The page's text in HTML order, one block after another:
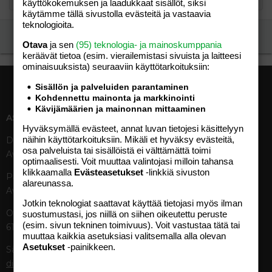
ASIAKASPALVELU
Digipalvelut (09) 156 6227
Avoinna ma–pe 8–19
Painettu lehti (09) 156 665
Avoinna ma–pe 8–19
Otavamedian vaihde (09) 156
61
Sähköposti (digi)
digi@otavamedia.fi
Tekniset tiedot, aikataulut ja
ilmoitushinnat
Tietoa verkon kävijöistä
Käyttöehdot
TUOTTEET
käyttökokemuksen ja laadukkaat sisällöt, siksi
käytämme tällä sivustolla evästeitä ja vastaavia
teknologioita.
Otavaja sen (95) teknologia- ja mainoskumppania
keräävät tietoa (esim. vierailemis­tasi sivuista ja laitteesi
ominaisuuk­sista) seuraaviin käyttötarkoituksiin:
Sisällön ja palveluiden parantaminen
Kohdennettu mainonta ja markkinointi
Kävijämäärien ja mainonnan mittaaminen
Hyväksymällä evästeet, annat luvan tietojesi käsittelyyn
näihin käyttötarkoituksiin. Mikäli et hyväksy evästeitä,
osa palveluista tai sisällöistä ei välttämättä toimi
optimaalisesti. Voit muuttaa valintojasi milloin tahansa
klikkaamalla Evästeasetukset -linkkiä sivuston
alareunassa.
Jotkin teknologiat saattavat käyttää tietojasi myös ilman
suostumustasi, jos niillä on siihen oikeutettu peruste
(esim. sivun tekninen toimivuus). Voit vastustaa tätä tai
muuttaa kaikkia asetuksiasi valitsemalla alla olevan
Asetukset -painikkeen.